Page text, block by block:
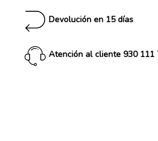
Devolución en 15 días
Atención al cliente 930 111